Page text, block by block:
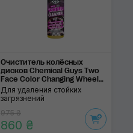
Очиститель колёсных
дисков Chemical Guys Two
Face Color Changing Wheel
Cleaner
Для удаления стойких
загрязнений
975 ₴
860 ₴